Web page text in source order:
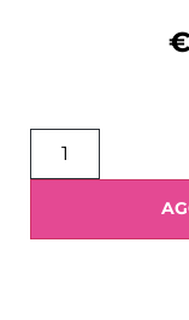
Asciuga all’aria.